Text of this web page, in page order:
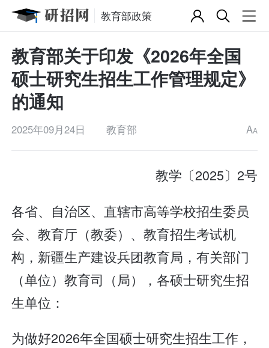
教育部政策
教育部关于印发《2026年全国
硕士研究生招生工作管理规定》
的通知
2025年09月24日 教育部 AA
教学〔2025〕2号
各省、自治区、直辖市高等学校招生委员
会、教育厅（教委）、教育招生考试机
构，新疆生产建设兵团教育局，有关部门
（单位）教育司（局），各硕士研究生招
生单位：
为做好2026年全国硕士研究生招生工作，